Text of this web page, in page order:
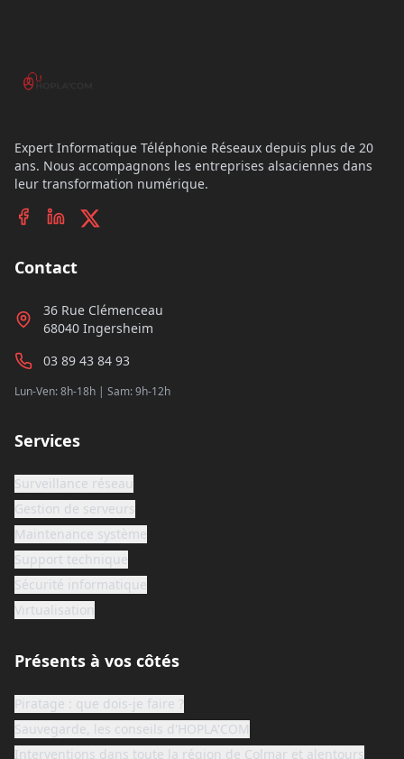
Expert Informatique Téléphonie Réseaux depuis plus de 20
ans. Nous accompagnons les entreprises alsaciennes dans
leur transformation numérique.
Contact
36 Rue Clémenceau
68040 Ingersheim
03 89 43 84 93
Lun-Ven: 8h-18h | Sam: 9h-12h
Services
Surveillance réseau
Gestion de serveurs
Maintenance système
Support technique
Sécurité informatique
Virtualisation
Présents à vos côtés
Piratage : que dois-je faire ?
Sauvegarde, les conseils d'HOPLA'COM
Interventions dans toute la région de Colmar et alentours